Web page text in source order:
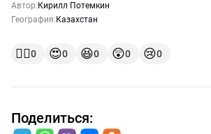
Автор: Кирилл Потемкин
География: Казахстан
👍🏻0 😍0 😆0 😲0 😢0
Поделиться: